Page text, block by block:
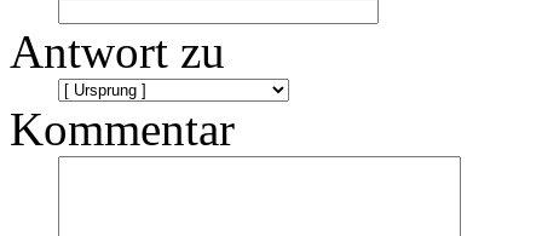
Antwort zu
Kommentar